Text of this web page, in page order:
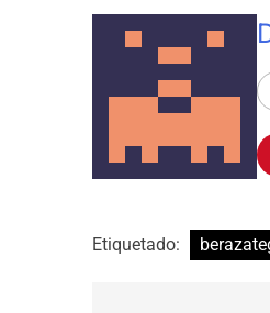
Etiquetado: